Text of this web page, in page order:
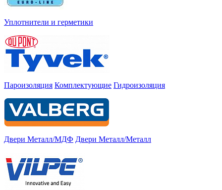
Уплотнители и герметики
Пароизоляция Комплектующие Гидроизоляция
Двери Металл/МДФ Двери Металл/Металл